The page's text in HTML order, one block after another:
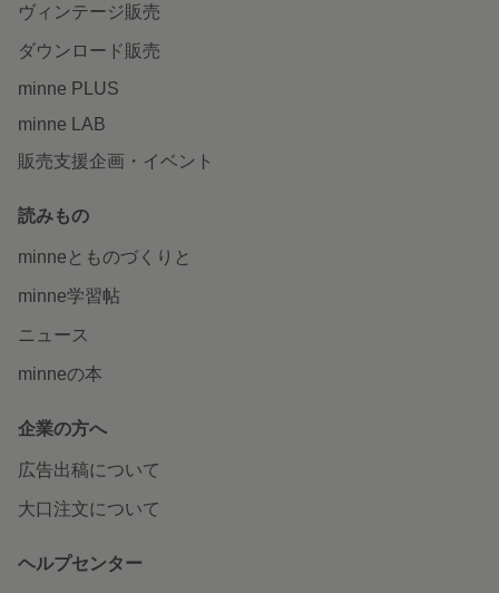
ヴィンテージ販売
ダウンロード販売
minne PLUS
minne LAB
販売支援企画・イベント
読みもの
minneとものづくりと
minne学習帖
ニュース
minneの本
企業の方へ
広告出稿について
大口注文について
ヘルプセンター